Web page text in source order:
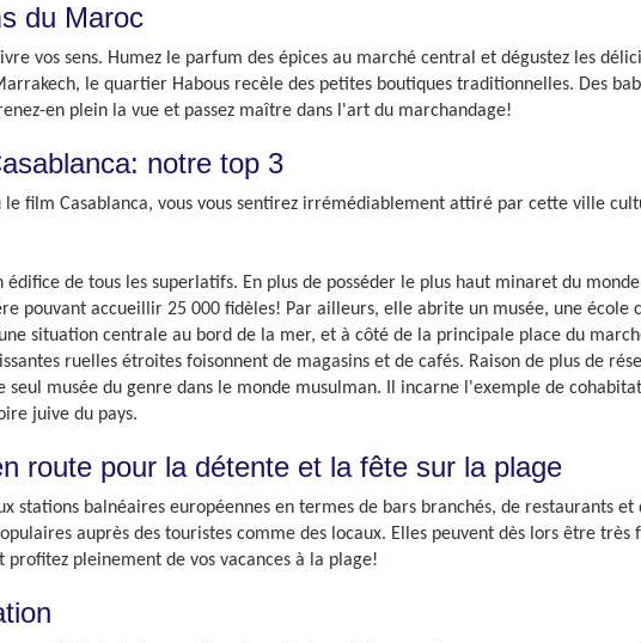
du Maroc
vos sens. Humez le parfum des épices au marché central et dégustez les
le quartier Habous recèle des petites boutiques traditionnelles. Des
en plein la vue et passez maître dans l'art du marchandage!
notre top 3
le film Casablanca, vous vous sentirez irrémédiablement attiré par cette ville
édifice de tous les superlatifs. En plus de posséder le plus haut minaret du
pouvant accueillir 25 000 fidèles! Par ailleurs, elle abrite un musée, une école
situation centrale au bord de la mer, et à côté de la principale place du
ruelles étroites foisonnent de magasins et de cafés. Raison de plus de
seul musée du genre dans le monde musulman. Il incarne l'exemple de
juive du pays.
route pour la détente et la fête sur la plage
stations balnéaires européennes en termes de bars branchés, de restaurants
auprès des touristes comme des locaux. Elles peuvent dès lors être
pleinement de vos vacances à la plage!